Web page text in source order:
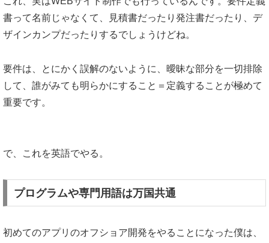
書って名前じゃなくて、見積書だったり発注書だったり、デ
ザインカンプだったりするでしょうけどね。
要件は、とにかく誤解のないように、曖昧な部分を一切排除
して、誰がみても明らかにすること＝定義することが極めて
重要です。
で、これを英語でやる。
プログラムや専門用語は万国共通
初めてのアプリのオフショア開発をやることになった僕は、